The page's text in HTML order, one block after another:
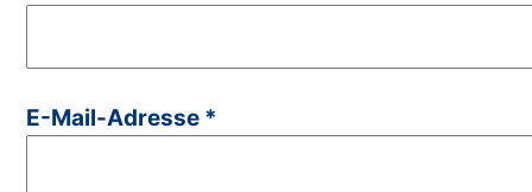
E-Mail-Adresse *